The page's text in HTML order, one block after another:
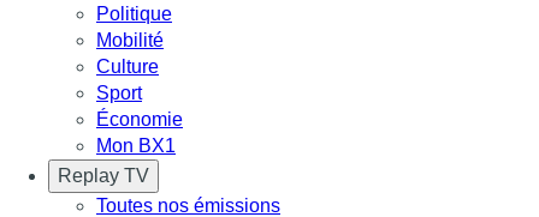
Politique
Mobilité
Culture
Sport
Économie
Mon BX1
Replay TV
Toutes nos émissions